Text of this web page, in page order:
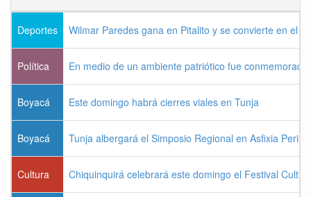
Deportes Wilmar Paredes gana en Pitalito y se convierte en el
Política En medio de un ambiente patriótico fue
Boyacá Este domingo habrá cierres viales en Tunja
Boyacá Tunja albergará el Simposio Regional en Asfixia
Cultura Chiquinquirá celebrará este domingo el Festival